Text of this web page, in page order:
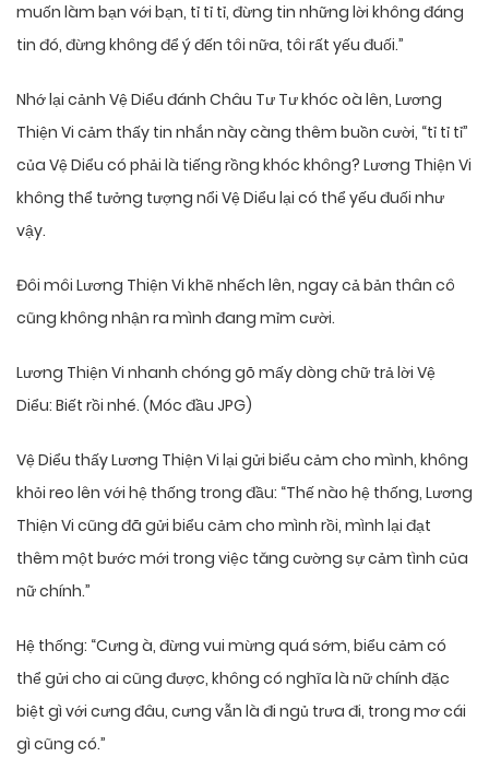
muốn làm bạn với bạn, tỉ tỉ tỉ, đừng tin những lời không đáng
tin đó, đừng không để ý đến tôi nữa, tôi rất yếu đuối.”
Nhớ lại cảnh Vệ Diểu đánh Châu Tư Tư khóc oà lên, Lương
Thiện Vi cảm thấy tin nhắn này càng thêm buồn cười, “tỉ tỉ tỉ”
của Vệ Diểu có phải là tiếng rồng khóc không? Lương Thiện Vi
không thể tưởng tượng nổi Vệ Diểu lại có thể yếu đuối như
vậy.
Đôi môi Lương Thiện Vi khẽ nhếch lên, ngay cả bản thân cô
cũng không nhận ra mình đang mỉm cười.
Lương Thiện Vi nhanh chóng gõ mấy dòng chữ trả lời Vệ
Diểu: Biết rồi nhé. (Móc đầu JPG)
Vệ Diểu thấy Lương Thiện Vi lại gửi biểu cảm cho mình, không
khỏi reo lên với hệ thống trong đầu: “Thế nào hệ thống, Lương
Thiện Vi cũng đã gửi biểu cảm cho mình rồi, mình lại đạt
thêm một bước mới trong việc tăng cường sự cảm tình của
nữ chính.”
Hệ thống: “Cưng à, đừng vui mừng quá sớm, biểu cảm có
thể gửi cho ai cũng được, không có nghĩa là nữ chính đặc
biệt gì với cưng đâu, cưng vẫn là đi ngủ trưa đi, trong mơ cái
gì cũng có.”